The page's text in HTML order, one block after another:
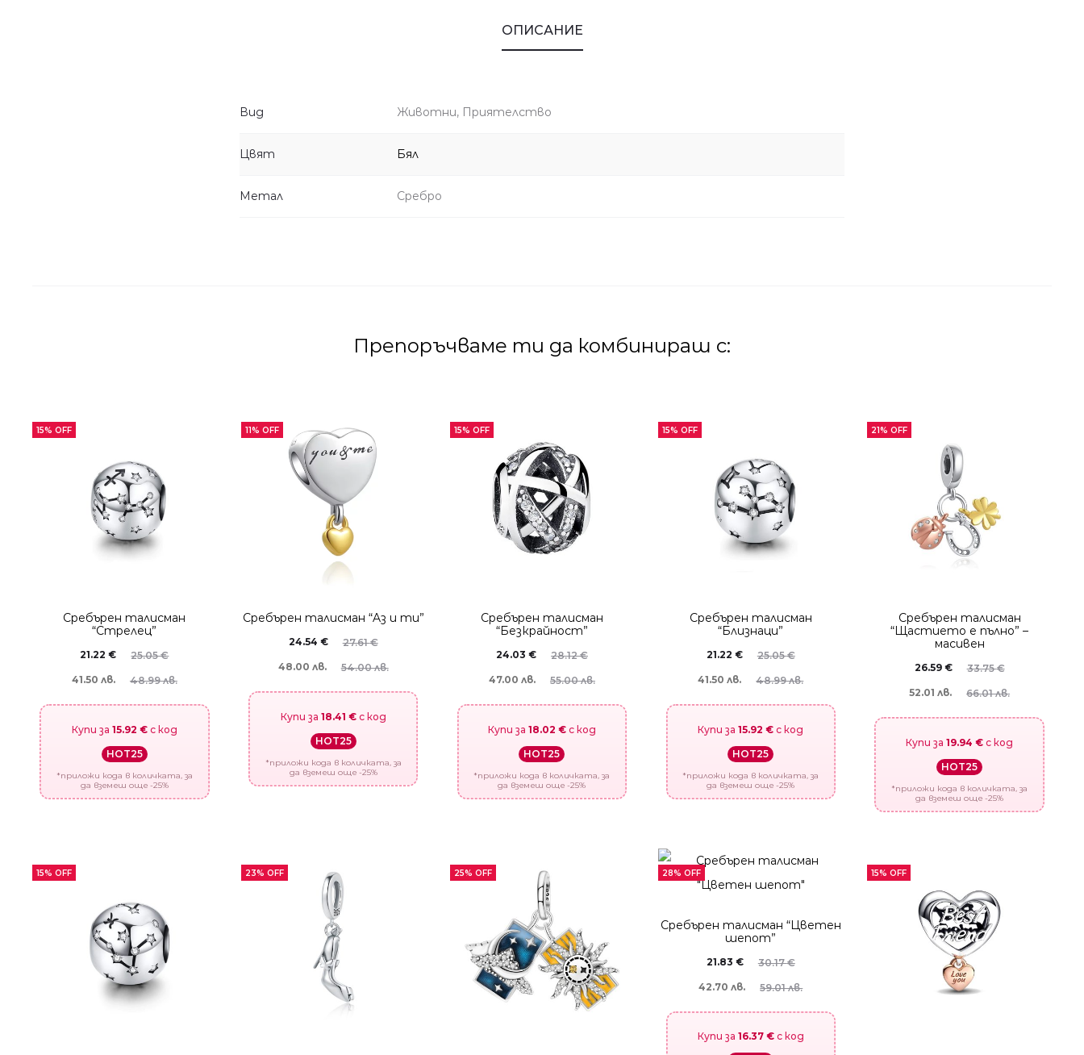
ОПИСАНИЕ
Вид Животни, Приятелство
Цвят Бял
Метал Сребро
Препоръчваме ти да комбинираш с:
15% OFF
Сребърен талисман
“Стрелец”
25.05€
21.22€
48.99 лв.
41.50 лв.
Купи за 15.92 €с код
HOT25
*приложи кода в количката, за
да вземеш още -25%
11% OFF
Сребърен талисман “Aз и ти”
27.61€
24.54 €
54.00 лв.
48.00 лв.
Купи за 18.41 €с код
HOT25
*приложи кода в количката, за
да вземеш още -25%
15% OFF
Сребърен талисман
“Безкрайност”
28.12€
24.03 €
55.00 лв.
47.00 лв.
Купи за 18.02 €с код
HOT25
*приложи кода в количката, за
да вземеш още -25%
15% OFF
Сребърен талисман
“Близнаци”
25.05€
21.22 €
48.99 лв.
41.50 лв.
Купи за15.92 € с код
HOT25
*приложи кода в количката, за
да вземеш още -25%
21% OFF
Сребърен талисман
“Щастието е пълно” –
масивен
33.75€
26.59 €
66.01 лв.
52.01 лв.
Купи за19.94 € с код
HOT25
*приложи кода в количката, за
да вземеш още -25%
15% OFF 23% OFF 25% OFF 28% OFF
Сребърен талисман “Цветен
шепот”
30.17€
21.83 €
59.01 лв.
42.70 лв.
Купи за 16.37 €с код
15% OFF